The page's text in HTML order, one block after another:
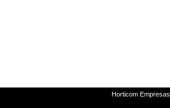
Horticom Empresas